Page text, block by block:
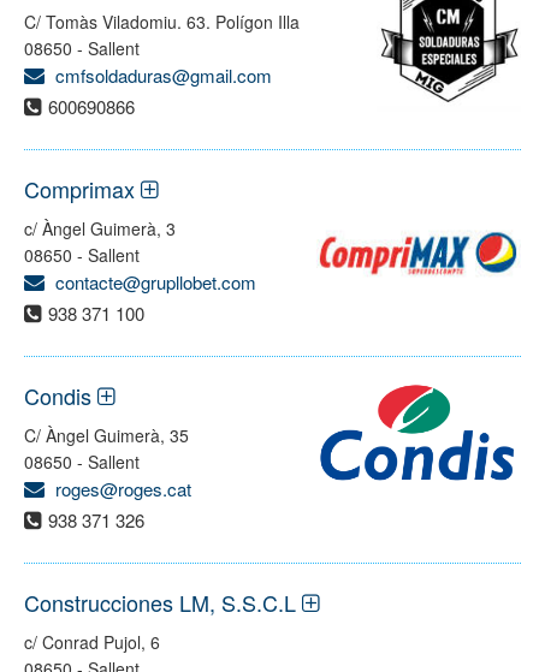
C/ Tomàs Viladomiu. 63. Polígon Illa
08650 - Sallent
cmfsoldaduras@gmail.com
600690866
Comprimax
c/ Àngel Guimerà, 3
08650 - Sallent
contacte@grupllobet.com
938 371 100
Condis
C/ Àngel Guimerà, 35
08650 - Sallent
roges@roges.cat
938 371 326
Construcciones LM, S.S.C.L
c/ Conrad Pujol, 6